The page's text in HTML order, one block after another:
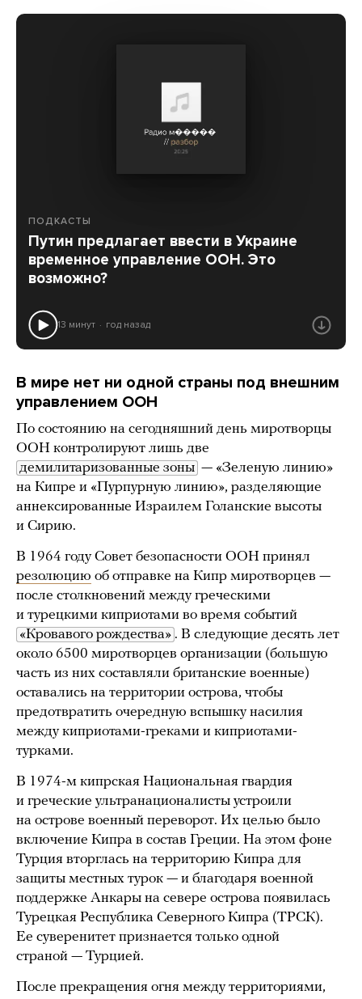
ПОДКАСТЫ
Путин предлагает ввести в Украине
временное управление ООН. Это
возможно?
13 минут год назад
В мире нет ни одной страны под внешним
управлением ООН
По состоянию на сегодняшний день миротворцы
ООН контролируют лишь две
демилитаризованные зоны — «Зеленую линию»
на Кипре и «Пурпурную линию», разделяющие
аннексированные Израилем Голанские высоты
и Сирию.
В 1964 году Совет безопасности ООН принял
резолюцию об отправке на Кипр миротворцев —
после столкновений между греческими
и турецкими киприотами во время событий
«Кровавого рождества» . В следующие десять лет
около 6500 миротворцев организации (большую
часть из них составляли британские военные)
оставались на территории острова, чтобы
предотвратить очередную вспышку насилия
между киприотами-греками и киприотами-
турками.
В 1974-м кипрская Национальная гвардия
и греческие ультранационалисты устроили
на острове военный переворот. Их целью было
включение Кипра в состав Греции. На этом фоне
Турция вторглась на территорию Кипра для
защиты местных турок — и благодаря военной
поддержке Анкары на севере острова появилась
Турецкая Республика Северного Кипра (ТРСК).
Ее суверенитет признается только одной
страной — Турцией.
После прекращения огня между территориями,